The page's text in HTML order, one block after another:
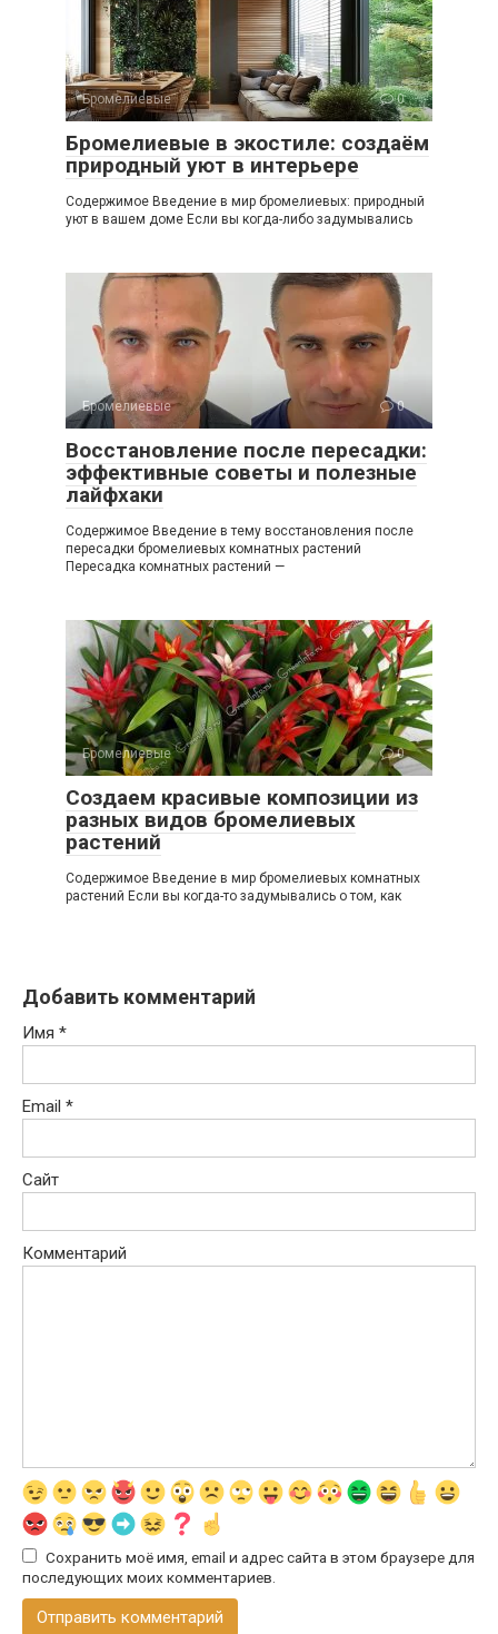
Бромелиевые 0
Бромелиевые в экостиле: создаём
природный уют в интерьере
Содержимое Введение в мир бромелиевых: природный
уют в вашем доме Если вы когда-либо задумывались
Бромелиевые 0
Восстановление после пересадки:
эффективные советы и полезные
лайфхаки
Содержимое Введение в тему восстановления после
пересадки бромелиевых комнатных растений
Пересадка комнатных растений —
Бромелиевые 0
Создаем красивые композиции из
разных видов бромелиевых
растений
Содержимое Введение в мир бромелиевых комнатных
растений Если вы когда-то задумывались о том, как
Добавить комментарий
Имя *
Email *
Сайт
Комментарий
Сохранить моё имя, email и адрес сайта в этом браузере для
последующих моих комментариев.